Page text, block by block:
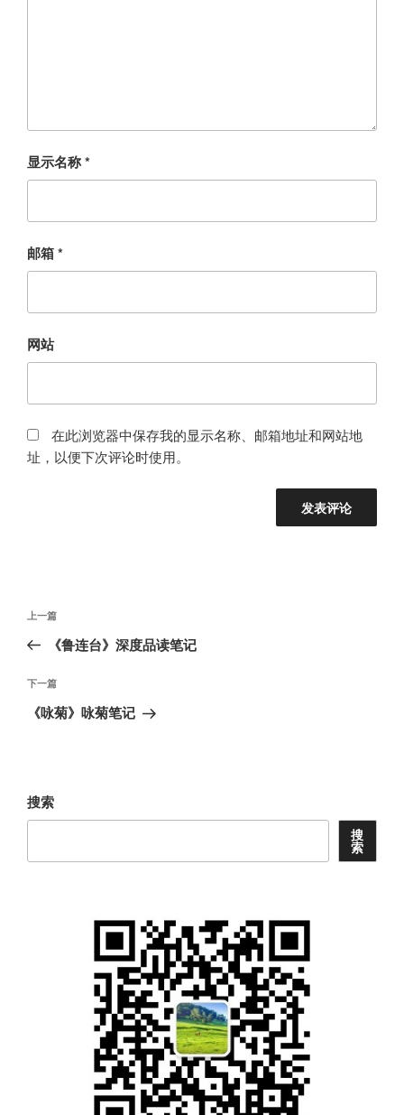
显示名称*
邮箱*
网站
在此浏览器中保存我的显示名称、邮箱地址和网站地
址，以便下次评论时使用。
文
导
航
上
一
文
章
上一篇
《鲁连台》深度品读笔记
下
一
下一篇
《咏菊》咏菊笔记
搜索
搜
索